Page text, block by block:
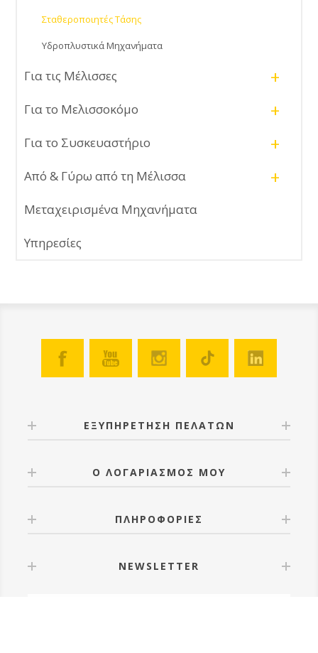
Σταθεροποιητές Τάσης
Υδροπλυστικά Μηχανήματα
Για τις Μέλισσες +
Για το Μελισσοκόμο +
Για το Συσκευαστήριο +
Από & Γύρω από τη Μέλισσα +
Μεταχειρισμένα Μηχανήματα
Υπηρεσίες
ΕΞΥΠΗΡΕΤΗΣΗ ΠΕΛΑΤΩΝ
Ο ΛΟΓΑΡΙΑΣΜΟΣ ΜΟΥ
ΠΛΗΡΟΦΟΡΙΕΣ
NEWSLETTER